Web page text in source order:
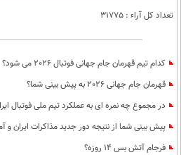
تعداد کل آراء : 31775
کدام تیم قهرمان جام جهانی فوتبال 2026 می شود؟
قهرمان جام جهانی 2026 به پیش بینی شما؟
در مجموع چه نمره ای به عملکرد تیم ملی فوتبال
پیش بینی شما از نتیجه دور جدید مذاکرات ایران و
فرجام آتش بس 14 روزه؟